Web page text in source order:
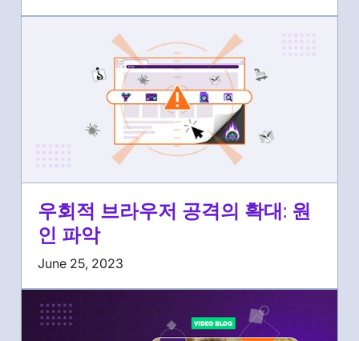
우회적 브라우저 공격의 확대: 원
인 파악
June 25, 2023